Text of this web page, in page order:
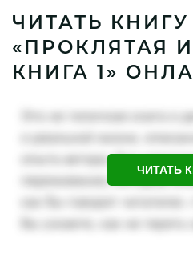
ЧИТАТЬ КНИГУ
«ПРОКЛЯТАЯ
КНИГА 1»
ЧИТАТЬ